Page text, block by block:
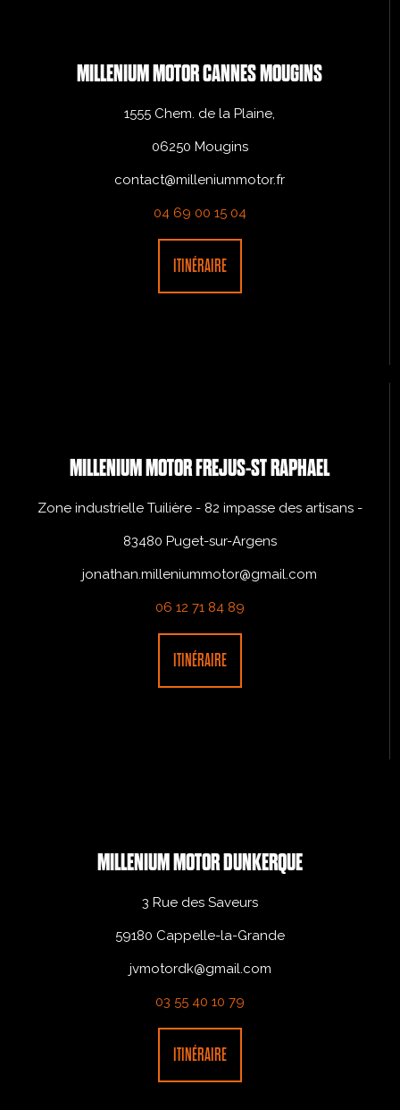
MILLENIUM MOTOR CANNES MOUGINS
1555 Chem. de la Plaine,
06250 Mougins
contact@milleniummotor.fr
04 69 00 15 04
ITINÉRAIRE
MILLENIUM MOTOR FREJUS-ST RAPHAEL
Zone industrielle Tuilière - 82 impasse des artisans -
83480 Puget-sur-Argens
jonathan.milleniummotor@gmail.com
06 12 71 84 89
ITINÉRAIRE
MILLENIUM MOTOR DUNKERQUE
3 Rue des Saveurs
59180 Cappelle-la-Grande
jvmotordk@gmail.com
03 55 40 10 79
ITINÉRAIRE